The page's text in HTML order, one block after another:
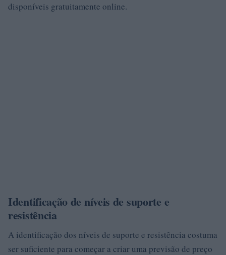
disponíveis gratuitamente online.
Identificação de níveis de suporte e
resistência
A identificação dos níveis de suporte e resistência costuma
ser suficiente para começar a criar uma previsão de preço